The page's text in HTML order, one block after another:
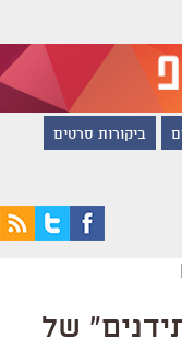
ביקורות סרטים
|
של